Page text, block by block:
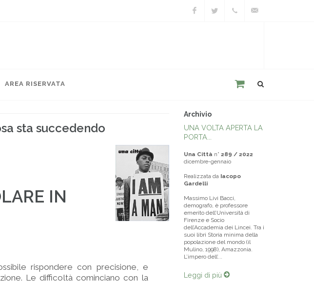
AREA RISERVATA
sta succedendo
IN
rispondere con precisione, e
Le difficoltà cominciano con la
Archivio
UNA VOLTA APERTA LA
PORTA...
Una Città n° 289 / 2022
dicembre-gennaio
Realizzata da Iacopo
Gardelli
Massimo Livi Bacci,
demografo, è professore
emerito dell’Università di
Firenze e Socio
dell’Accademia dei Lincei. Tra i
suoi libri Storia minima della
popolazione del mondo (il
Mulino, 1998), Amazzonia.
L’impero dell’...
Leggi di più